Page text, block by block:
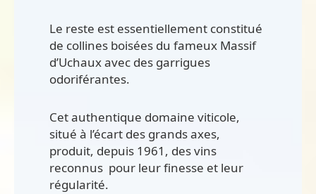
Le reste est essentiellement constitué
de collines boisées du fameux Massif
d’Uchaux avec des garrigues
odoriférantes.
Cet authentique domaine viticole,
situé à l’écart des grands axes,
produit, depuis 1961, des vins
reconnus pour leur finesse et leur
régularité.